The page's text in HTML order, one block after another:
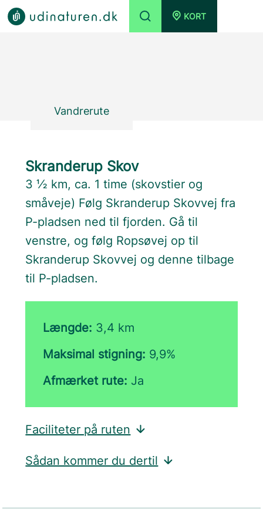
KORT
Vandrerute
Skranderup Skov
3 ½ km, ca. 1 time (skovstier og
småveje) Følg Skranderup Skovvej fra
P-pladsen ned til fjorden. Gå til
venstre, og følg Ropsøvej op til
Skranderup Skovvej og denne tilbage
til P-pladsen.
Længde: 3,4 km
Maksimal stigning: 9,9%
Afmærket rute: Ja
Faciliteter på ruten
Sådan kommer du dertil